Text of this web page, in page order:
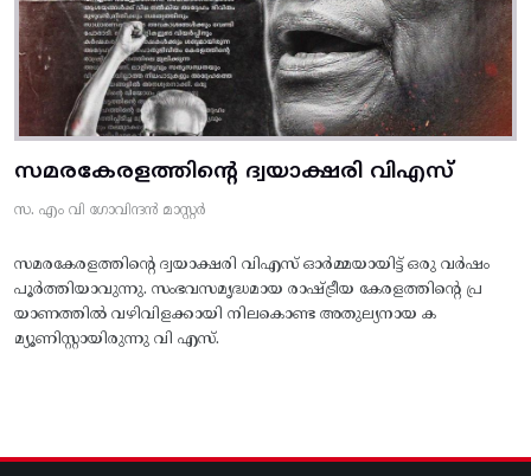
സമരകേരളത്തിൻ്റെ ദ്വയാക്ഷരി വിഎസ്
സ. എം വി ഗോവിന്ദൻ മാസ്റ്റർ
സമരകേരളത്തിൻ്റെ ദ്വയാക്ഷരി വിഎസ് ഓർമ്മയായിട്ട് ഒരു വർഷം
പൂർത്തിയാവുന്നു. സംഭവസമൃദ്ധമായ രാഷ്ട്രീയ കേരളത്തിന്റെ പ്ര
യാണത്തിൽ വഴിവിളക്കായി നിലകൊണ്ട അതുല്യനായ ക
മ്യൂണിസ്റ്റായിരുന്നു വി എസ്.